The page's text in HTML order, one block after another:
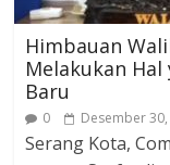
Himbauan
Melakukan
Baru
0 Desember
Serang Kota,